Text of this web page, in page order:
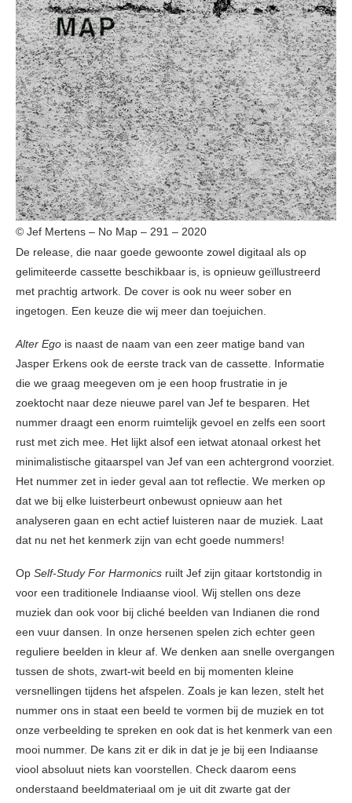
© Jef Mertens – No Map – 291 – 2020
De release, die naar goede gewoonte zowel digitaal als op
gelimiteerde cassette beschikbaar is, is opnieuw geïllustreerd
met prachtig artwork. De cover is ook nu weer sober en
ingetogen. Een keuze die wij meer dan toejuichen.
Alter Ego is naast de naam van een zeer matige band van
Jasper Erkens ook de eerste track van de cassette. Informatie
die we graag meegeven om je een hoop frustratie in je
zoektocht naar deze nieuwe parel van Jef te besparen. Het
nummer draagt een enorm ruimtelijk gevoel en zelfs een soort
rust met zich mee. Het lijkt alsof een ietwat atonaal orkest het
minimalistische gitaarspel van Jef van een achtergrond voorziet.
Het nummer zet in ieder geval aan tot reflectie. We merken op
dat we bij elke luisterbeurt onbewust opnieuw aan het
analyseren gaan en echt actief luisteren naar de muziek. Laat
dat nu net het kenmerk zijn van echt goede nummers!
Op Self-Study For Harmonics ruilt Jef zijn gitaar kortstondig in
voor een traditionele Indiaanse viool. Wij stellen ons deze
muziek dan ook voor bij cliché beelden van Indianen die rond
een vuur dansen. In onze hersenen spelen zich echter geen
reguliere beelden in kleur af. We denken aan snelle overgangen
tussen de shots, zwart-wit beeld en bij momenten kleine
versnellingen tijdens het afspelen. Zoals je kan lezen, stelt het
nummer ons in staat een beeld te vormen bij de muziek en tot
onze verbeelding te spreken en ook dat is het kenmerk van een
mooi nummer. De kans zit er dik in dat je je bij een Indiaanse
viool absoluut niets kan voorstellen. Check daarom eens
onderstaand beeldmateriaal om je uit dit zwarte gat der